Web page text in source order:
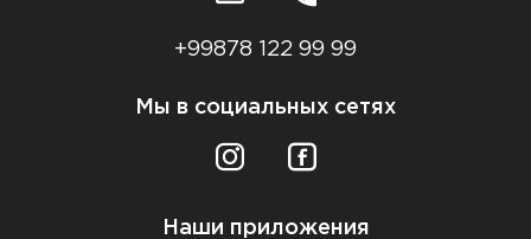
+99878 122 99 99
Мы в социальных сетях
Наши приложения